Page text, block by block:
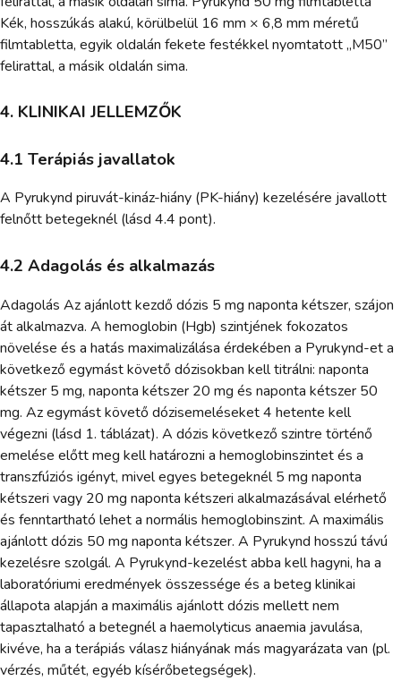
Kék, hosszúkás alakú, körülbelül 16 mm × 6,8 mm méretű
filmtabletta, egyik oldalán fekete festékkel nyomtatott „M50”
felirattal, a másik oldalán sima.
4. KLINIKAI JELLEMZŐK
4.1 Terápiás javallatok
A Pyrukynd piruvát-kináz-hiány (PK-hiány) kezelésére javallott
felnőtt betegeknél (lásd 4.4 pont).
4.2 Adagolás és alkalmazás
Adagolás Az ajánlott kezdő dózis 5 mg naponta kétszer, szájon
át alkalmazva. A hemoglobin (Hgb) szintjének fokozatos
növelése és a hatás maximalizálása érdekében a Pyrukynd-et a
következő egymást követő dózisokban kell titrálni: naponta
kétszer 5 mg, naponta kétszer 20 mg és naponta kétszer 50
mg. Az egymást követő dózisemeléseket 4 hetente kell
végezni (lásd 1. táblázat). A dózis következő szintre történő
emelése előtt meg kell határozni a hemoglobinszintet és a
transzfúziós igényt, mivel egyes betegeknél 5 mg naponta
kétszeri vagy 20 mg naponta kétszeri alkalmazásával elérhető
és fenntartható lehet a normális hemoglobinszint. A maximális
ajánlott dózis 50 mg naponta kétszer. A Pyrukynd hosszú távú
kezelésre szolgál. A Pyrukynd-kezelést abba kell hagyni, ha a
laboratóriumi eredmények összessége és a beteg klinikai
állapota alapján a maximális ajánlott dózis mellett nem
tapasztalható a betegnél a haemolyticus anaemia javulása,
kivéve, ha a terápiás válasz hiányának más magyarázata van (pl.
vérzés, műtét, egyéb kísérőbetegségek).